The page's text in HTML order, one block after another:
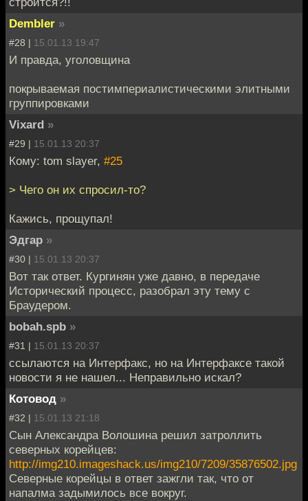
Dembler »
#28 | 15.01.13 19:47
И правда, уголовщина
покрываемая постимпериалистическими элитными
группировками
Vixard »
#29 | 15.01.13 20:37
Кому: tom slayer, #25
> Чего он их спросил-то?
Кажись, прощупал!
Эдгар »
#30 | 15.01.13 20:37
Вот так ответ. Кургинян уже давно, в передаче
Исторический процесс, разобрал эту тему с
Браудером.
bobah.spb »
#31 | 15.01.13 20:37
ссылаются на Интерфакс, но на Интерфаксе такой
новости я не нашел... Неправильно искал?
Котовод »
#32 | 15.01.13 21:18
Сын Александра Волошина решил затроллить
северных корейцев:
http://img210.imageshack.us/img210/7209/35876502.jpg
Северные корейцы в ответ зажгли так, что от
напалма задымилось все вокруг.